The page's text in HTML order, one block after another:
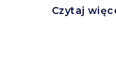
Czytaj